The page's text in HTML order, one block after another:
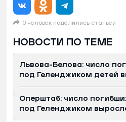
0 человек поделились статьей
НОВОСТИ ПО ТЕМЕ
Львова-Белова: число
под Геленджиком детей
Оперштаб: число
под Геленджиком